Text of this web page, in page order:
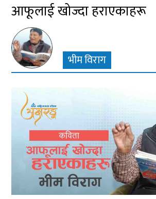
आफूलाई खोज्दा हराएकाहरू
भीम विराग